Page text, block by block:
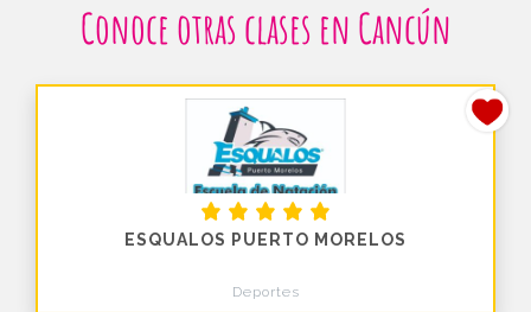
Conoce otras clases en Cancún
ESQUALOS PUERTO MORELOS
Deportes